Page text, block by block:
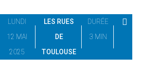
LUNDI
12 MAI
2025
LES RUES
DE
TOULOUSE
DURÉE
3 MIN